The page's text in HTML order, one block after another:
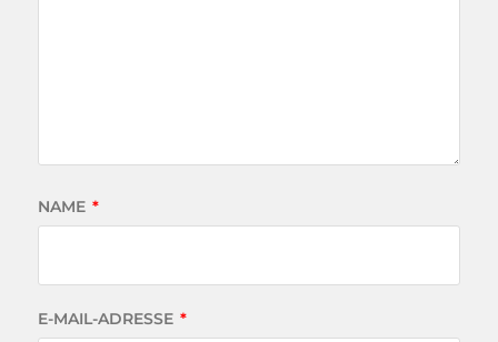
NAME *
E-MAIL-ADRESSE *